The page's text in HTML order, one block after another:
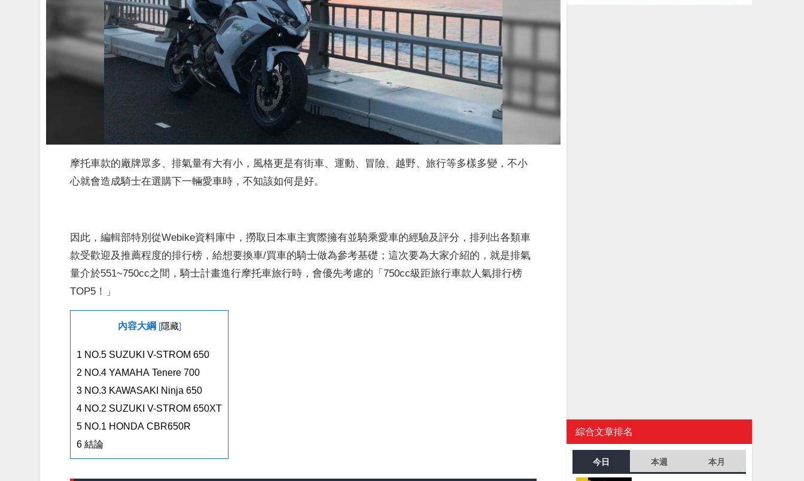
摩托車款的廠牌眾多、排氣量有大有小，風格更是有街車、運動、冒險、越野、旅行等多樣多變，不小
心就會造成騎士在選購下一輛愛車時，不知該如何是好。
因此，編輯部特別從Webike資料庫中，撈取日本車主實際擁有並騎乘愛車的經驗及評分，排列出各類車
款受歡迎及推薦程度的排行榜，給想要換車/買車的騎士做為參考基礎；這次要為大家介紹的，就是排氣
量介於551~750cc之間，騎士計畫進行摩托車旅行時，會優先考慮的「750cc級距旅行車款人氣排行榜
TOP5！」
內容大綱 隱藏]
1 NO.5 SUZUKI V-STROM 650
2 NO.4 YAMAHA Tenere 700
3 NO.3 KAWASAKI Ninja 650
4 NO.2 SUZUKI V-STROM 650XT
5 NO.1 HONDA CBR650R
6 結論
綜合文章排名
今日 本週 本月